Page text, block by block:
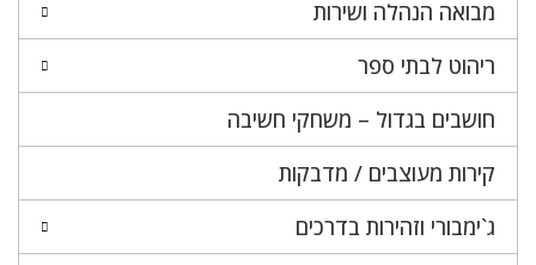
מבואה הנהלה ושירות
ריהוט לבתי ספר
חושבים בגדול – משחקי חשיבה
קירות מעוצבים / מדבקות
ג`ימבורי וזהירות בדרכים